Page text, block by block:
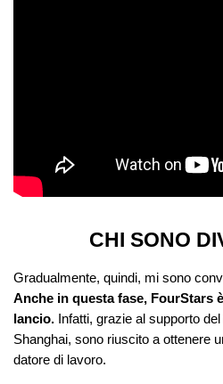
CHI SONO
Gradualmente, quindi, mi sono
Anche in questa fase, FourStars
lancio. Infatti, grazie al supporto
Shanghai, sono riuscito a ottenere
datore di lavoro.